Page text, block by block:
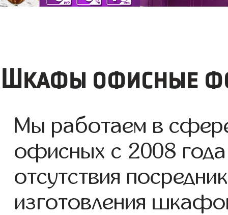
Шкафы офисные
Мы работаем в
офисных с 2008
отсутствия
изготовления